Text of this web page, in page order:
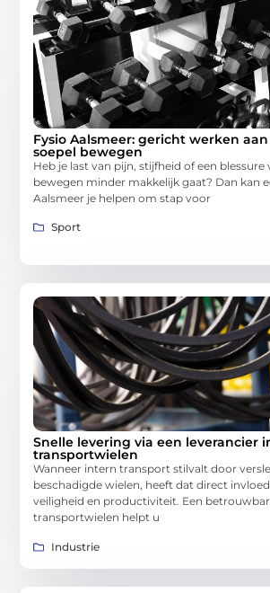
Fysio Aalsmeer: gericht werken
soepel bewegen
Heb je last van pijn, stijfheid of een
bewegen minder makkelijk gaat? Dan kan
Aalsmeer je helpen om stap voor
Sport
Snelle levering via een leverancier
transportwielen
Wanneer intern transport stilvalt door
beschadigde wielen, heeft dat direct
veiligheid en productiviteit. Een
transportwielen helpt u
Industrie